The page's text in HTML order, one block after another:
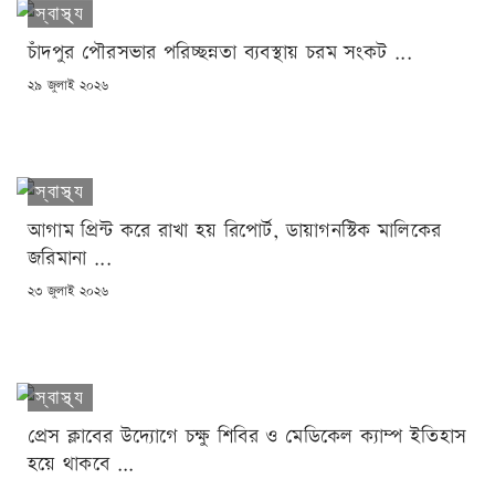
স্বাস্থ্য
চাঁদপুর পৌরসভার পরিচ্ছন্নতা ব্যবস্থায় চরম সংকট ...
POSTED
২৯ জুলাই ২০২৬
স্বাস্থ্য
আগাম প্রিন্ট করে রাখা হয় রিপোর্ট, ডায়াগনস্টিক মালিকের
জরিমানা ...
POSTED
২৩ জুলাই ২০২৬
স্বাস্থ্য
প্রেস ক্লাবের উদ্যোগে চক্ষু শিবির ও মেডিকেল ক্যাম্প ইতিহাস
হয়ে থাকবে ...